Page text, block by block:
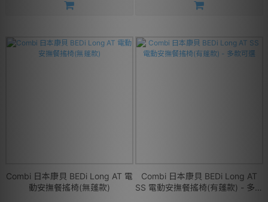
Combi 日本康貝 BEDi Long AT 電
動安撫餐搖椅(無蓬款)
Combi 日本康貝 BEDi Long AT
SS 電動安撫餐搖椅(有蓬款) - 多款